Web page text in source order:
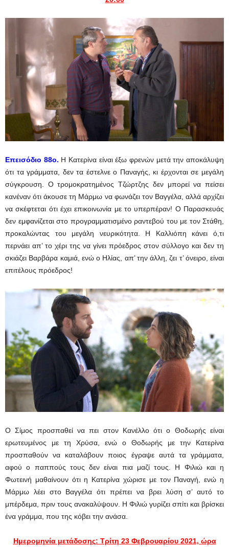
Eπεισόδιο 88ο. Η Κατερίνα είναι έξω φρενών μετά την αποκάλυψη
ότι τα γράμματα, δεν τα έστελνε ο Παναγής, κι έρχονται σε μεγάλη
σύγκρουση. Ο τρομοκρατημένος Τζώρτζης δεν μπορεί να πείσει
κανέναν ότι άκουσε τη Μάρμω να φωνάζει τον Βαγγέλα, αλλά αρχίζει
να σκέφτεται ότι έχει επικοινωνία με το υπερπέραν! Ο Παρασκευάς
δεν εμφανίζεται στο προγραμματισμένο ραντεβού του με τον Στάθη,
προκαλώντας του μεγάλη νευρικότητα. Η Καλλιόπη κάνει ό,τι
περνάει απ’ το χέρι της να γίνει πρόεδρος στον σύλλογο και δεν τη
σκιάζει Βαρβάρα καμιά, ενώ ο Ηλίας, απ’ την άλλη, ζει τ’ όνειρο, είναι
επιτέλους πρόεδρος!
Ο Σίμος προσπαθεί να πει στον Κανέλλο ότι ο Θοδωρής είναι
ερωτευμένος με τη Χρύσα, ενώ ο Θοδωρής με την Κατερίνα
προσπαθούν να καταλάβουν ποιος έγραψε αυτά τα γράμματα,
αφού ο παππούς τους δεν είναι πια μαζί τους. Η Φιλιώ και η
Φωτεινή μαθαίνουν ότι η Κατερίνα χώρισε με τον Παναγή, ενώ η
Μάρμω λέει στο Βαγγέλα ότι πρέπει να βρει λύση σ’ αυτό το
μπέρδεμα, πριν τους ανακαλύψουν. Η Φιλιώ γυρίζει σπίτι και βρίσκει
ένα γράμμα, που της κόβει την ανάσα.
Ημερομηνία μετάδοσης: Τρίτη 23 Φεβρουαρίου 2021, ώρα